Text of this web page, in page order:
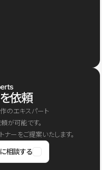
依頼
のエキスパート
が可能です。
ーをご提案いたします。
相談する